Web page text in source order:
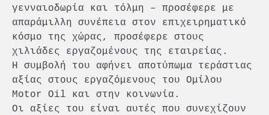
γενναιοδωρία και τόλμη – προσέφερε με
απαράμιλλη συνέπεια στον επιχειρηματικό
κόσμο της χώρας, προσέφερε στους
χιλιάδες εργαζομένους της εταιρείας.
Η συμβολή του αφήνει αποτύπωμα τεράστιας
αξίας στους εργαζόμενους του Ομίλου
Motor Oil και στην κοινωνία.
Οι αξίες του είναι αυτές που συνεχίζουν